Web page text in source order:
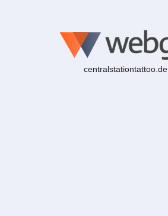
centralstationtattoo.de